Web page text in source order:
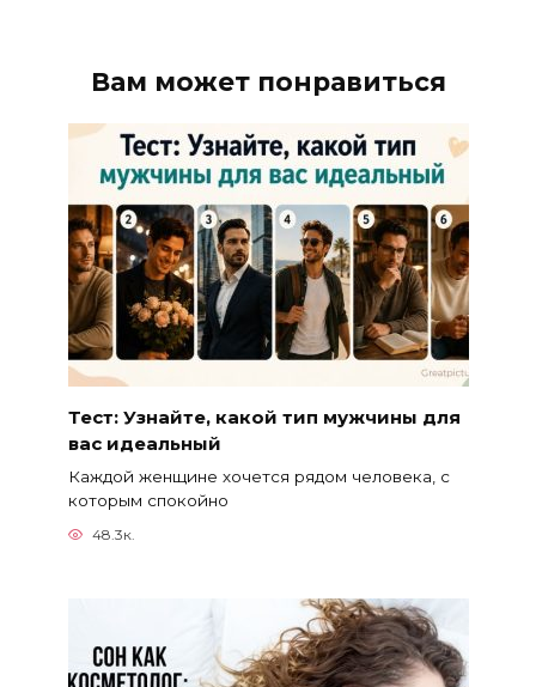
Вам может понравиться
Тест: Узнайте, какой тип мужчины для
вас идеальный
Каждой женщине хочется рядом человека, с
которым спокойно
48.3к.